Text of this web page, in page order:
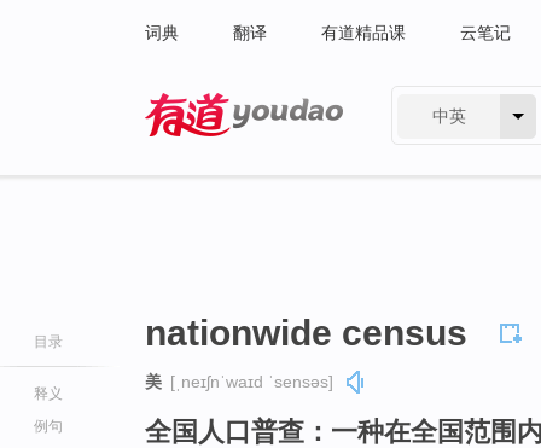
词典 翻译 有道精品课 云笔记
中英
目录
释义
例句
nationwide census
美 [ˌneɪʃnˈwaɪd ˈsensəs]
全国人口普查：一种在全国范围